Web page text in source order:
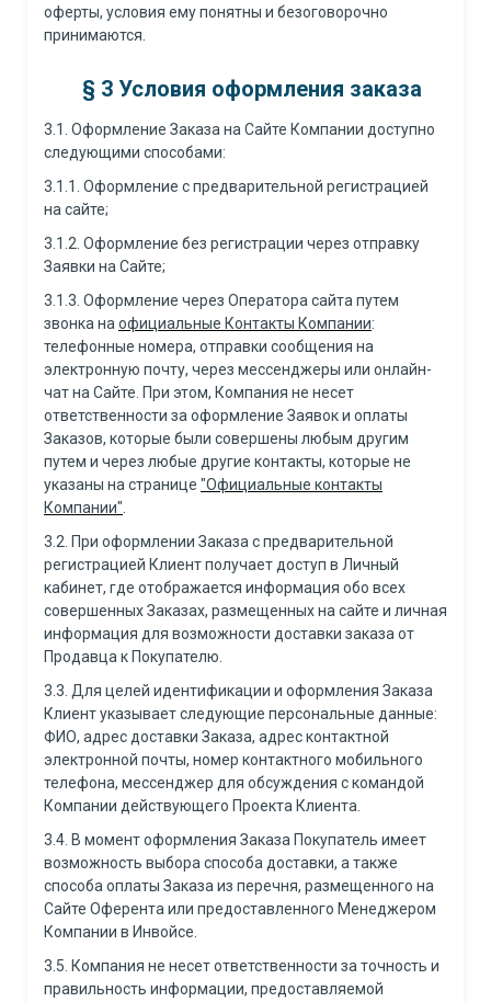
оферты, условия ему понятны и безоговорочно
принимаются.
§ 3 Условия оформления заказа
3.1. Оформление Заказа на Сайте Компании доступно
следующими способами:
3.1.1. Оформление с предварительной регистрацией
на сайте;
3.1.2. Оформление без регистрации через отправку
Заявки на Сайте;
3.1.3. Оформление через Оператора сайта путем
звонка наофициальные Контакты Компании:
телефонные номера, отправки сообщения на
электронную почту, через мессенджеры или онлайн-
чат на Сайте. При этом, Компания не несет
ответственности за оформление Заявок и оплаты
Заказов, которые были совершены любым другим
путем и через любые другие контакты, которые не
указаны на странице "Официальные контакты
Компании".
3.2. При оформлении Заказа с предварительной
регистрацией Клиент получает доступ в Личный
кабинет, где отображается информация обо всех
совершенных Заказах, размещенных на сайте и личная
информация для возможности доставки заказа от
Продавца к Покупателю.
3.3. Для целей идентификации и оформления Заказа
Клиент указывает следующие персональные данные:
ФИО, адрес доставки Заказа, адрес контактной
электронной почты, номер контактного мобильного
телефона, мессенджер для обсуждения с командой
Компании действующего Проекта Клиента.
3.4. В момент оформления Заказа Покупатель имеет
возможность выбора способа доставки, а также
способа оплаты Заказа из перечня, размещенного на
Сайте Оферента или предоставленного Менеджером
Компании в Инвойсе.
3.5. Компания не несет ответственности за точность и
правильность информации, предоставляемой